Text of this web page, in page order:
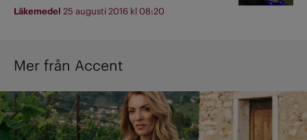
Läkemedel 25 augusti 2016 kl 08:20
Mer från Accent